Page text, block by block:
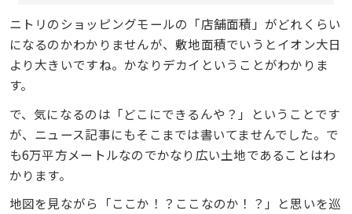
ニトリのショッピングモールの「店舗面積」がどれくらい
になるのかわかりませんが、敷地面積でいうとイオン大日
より大きいですね。かなりデカイということがわかりま
す。
で、気になるのは「どこにできるんや？」ということです
が、ニュース記事にもそこまでは書いてませんでした。で
も6万平方メートルなのでかなり広い土地であることはわ
かります。
地図を見ながら「ここか！？ここなのか！？」と思いを巡